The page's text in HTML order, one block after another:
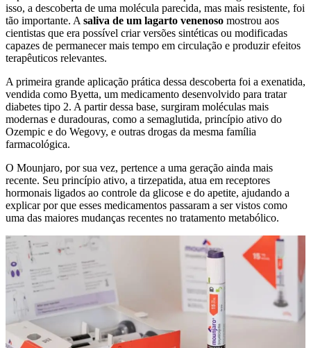
isso, a descoberta de uma molécula parecida, mas mais resistente, foi
tão importante. A saliva de um lagarto venenoso mostrou aos
cientistas que era possível criar versões sintéticas ou modificadas
capazes de permanecer mais tempo em circulação e produzir efeitos
terapêuticos relevantes.
A primeira grande aplicação prática dessa descoberta foi a exenatida,
vendida como Byetta, um medicamento desenvolvido para tratar
diabetes tipo 2. A partir dessa base, surgiram moléculas mais
modernas e duradouras, como a semaglutida, princípio ativo do
Ozempic e do Wegovy, e outras drogas da mesma família
farmacológica.
O Mounjaro, por sua vez, pertence a uma geração ainda mais
recente. Seu princípio ativo, a tirzepatida, atua em receptores
hormonais ligados ao controle da glicose e do apetite, ajudando a
explicar por que esses medicamentos passaram a ser vistos como
uma das maiores mudanças recentes no tratamento metabólico.